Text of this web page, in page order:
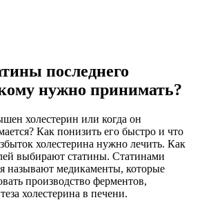
последнего
нужно принимать?
холестерин или когда он
Как понизить его быстро и что
холестерина нужно лечить. Как
выбирают статины. Статинами
называют медикаменты, которые
производство ферментов,
холестерина в печени.